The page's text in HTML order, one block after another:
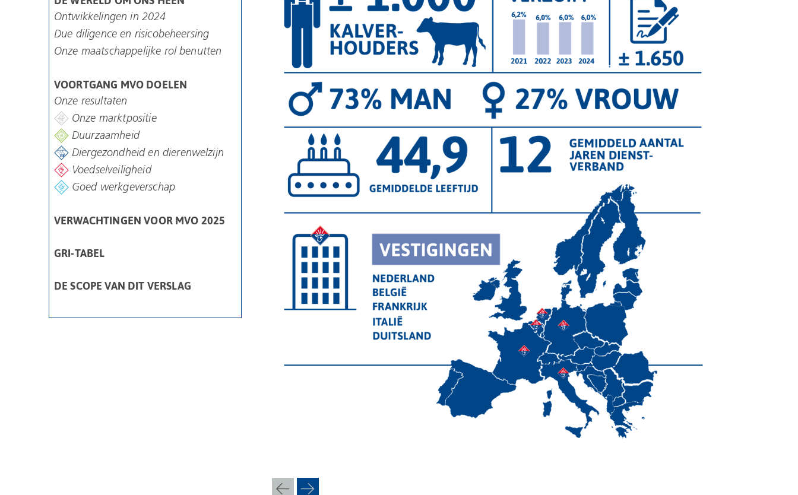
Ontwikkelingen in 2024
Due diligence en risicobeheersing
Onze maatschappelijke rol benutten
VOORTGANG MVO DOELEN
Onze resultaten
Onze marktpositie
Duurzaamheid
Diergezondheid en dierenwelzijn
Voedselveiligheid
Goed werkgeverschap
VERWACHTINGEN VOOR MVO 2025
GRI-TABEL
DE SCOPE VAN DIT VERSLAG